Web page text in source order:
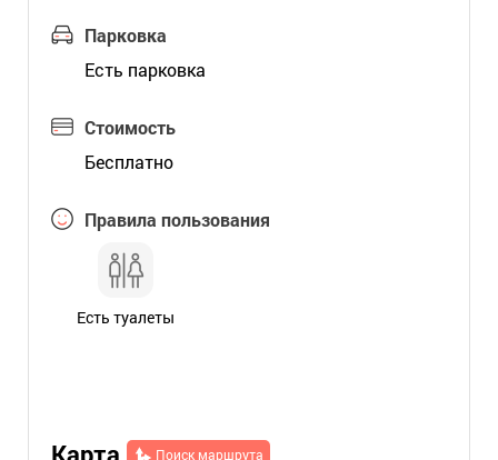
Парковка
Есть парковка
Стоимость
Бесплатно
Правила пользования
Есть туалеты
Поиск маршрута